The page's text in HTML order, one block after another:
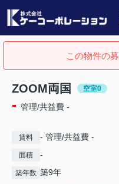
この物件の
ZOOM両国 空室0
- 管理/共益費 -
賃料 - 管理/共益費 -
面積 -
築年数 築9年